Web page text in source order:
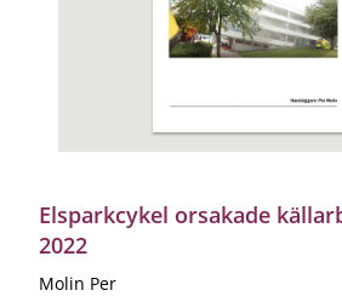
Elsparkcykel orsakade
2022
Molin Per